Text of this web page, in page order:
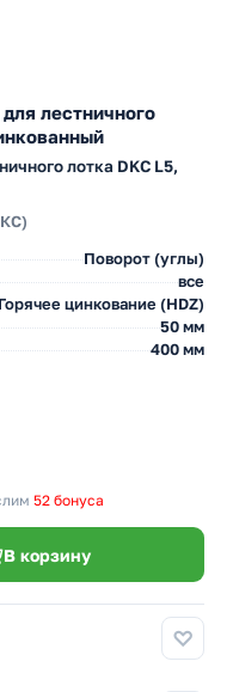
лестничного
лотка DKC L5,
Поворот (углы)
все
Горячее цинкование (HDZ)
50 мм
400 мм
52 бонуса
В корзину